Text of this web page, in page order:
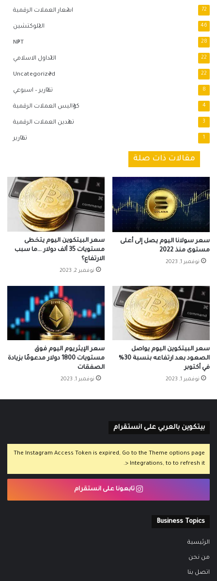
اسعار العملات الرقمية 72
البلوكتشين 46
NFT 28
التداول الاسلامي 22
Uncategorized 22
تقارير – اسبوعي 8
كواليس العملات الرقمية 4
تعدين العملات الرقمية 3
تقارير 1
مقالات ذات صلة
سعر البيتكوين اليوم يتخطى
مستويات 35 ألف دولار …ما سبب
الارتفاع؟
نوفمبر 2, 2023
سعر سولانا اليوم يصل إلى أعلى
مستوى منذ 2022
نوفمبر 1, 2023
سعر الإيثريوم اليوم فوق
مستويات 1800 دولار مدعومًا بزيادة
الصفقات
نوفمبر 1, 2023
سعر البيتكوين اليوم يواصل
الصعود بعد ارتفاعه بنسبة 30%
في أكتوبر
نوفمبر 1, 2023
بيتكوين بالعربي على انستقرام
The Instagram Access Token is expired, Go to the Theme options page
> Integrations, to to refresh it.
تابعونا على انستقرام
Business Topics
الرئيسية
من نحن
اتصل بنا